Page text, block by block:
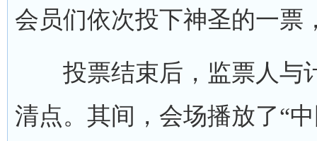
会员们依次投下神圣的一票
投票结束后，监票人与
清点。其间，会场播放了“